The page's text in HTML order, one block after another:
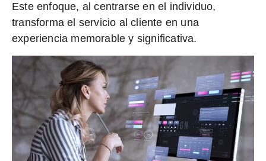
Este enfoque, al centrarse en el individuo,
transforma el servicio al cliente en una
experiencia memorable y significativa.